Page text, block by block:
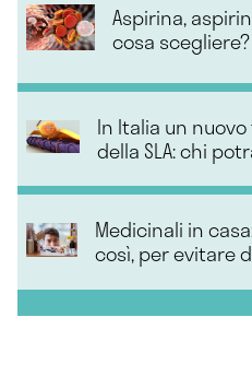
Aspirina,
cosa scegliere?
In Italia un
della SLA: chi
Medicinali in
così, per evitare